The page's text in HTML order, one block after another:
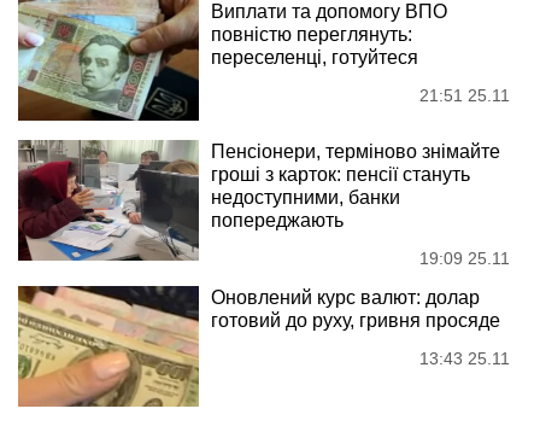
Виплати та допомогу ВПО
повністю переглянуть:
переселенці, готуйтеся
21:51 25.11
Пенсіонери, терміново знімайте
гроші з карток: пенсії стануть
недоступними, банки
попереджають
19:09 25.11
Оновлений курс валют: долар
готовий до руху, гривня просяде
13:43 25.11